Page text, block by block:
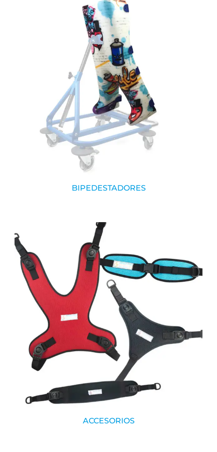
BIPEDESTADORES
ACCESORIOS